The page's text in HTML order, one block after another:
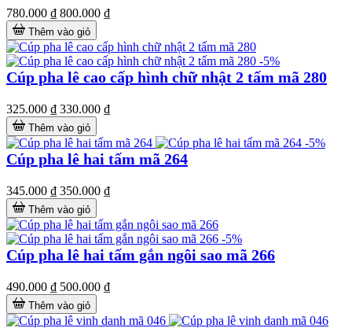
780.000 ₫ 800.000 ₫
Thêm vào giỏ
-5%
Cúp pha lê cao cấp hình chữ nhật 2 tấm mã 280
325.000 ₫ 330.000 ₫
Thêm vào giỏ
-5%
Cúp pha lê hai tấm mã 264
345.000 ₫ 350.000 ₫
Thêm vào giỏ
-5%
Cúp pha lê hai tấm gắn ngôi sao mã 266
490.000 ₫ 500.000 ₫
Thêm vào giỏ